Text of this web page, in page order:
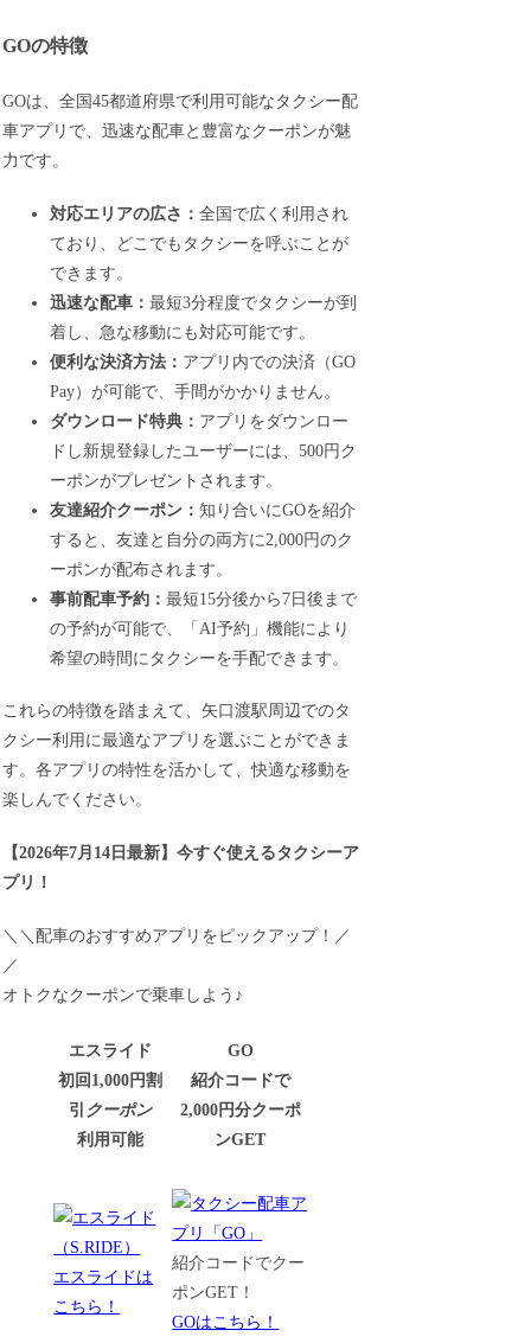
GOの特徴
GOは、全国45都道府県で利用可能なタクシー配
車アプリで、迅速な配車と豊富なクーポンが魅
力です。
対応エリアの広さ：全国で広く利用され
ており、どこでもタクシーを呼ぶことが
できます。
迅速な配車：最短3分程度でタクシーが到
着し、急な移動にも対応可能です。
便利な決済方法： アプリ内での決済（GO
Pay）が可能で、手間がかかりません。
ダウンロード特典： アプリをダウンロー
ドし新規登録したユーザーには、500円ク
ーポンがプレゼントされます。
友達紹介クーポン：知り合いにGOを紹介
すると、友達と自分の両方に2,000円のク
ーポンが配布されます。
事前配車予約：最短15分後から7日後まで
の予約が可能で、「AI予約」機能により
希望の時間にタクシーを手配できます。
これらの特徴を踏まえて、矢口渡駅周辺でのタ
クシー利用に最適なアプリを選ぶことができま
す。各アプリの特性を活かして、快適な移動を
楽しんでください。
【2026年7月14日最新】今すぐ使えるタクシーア
プリ！
＼＼配車のおすすめアプリをピックアップ！／
／
オトクなクーポンで乗車しよう♪
エスライド
初回1,000円割
引 クーポン
利用可能
GO
紹介コードで
2,000円分クーポ
ンGET
エスライドは
こちら！
紹介コードでクー
ポンGET！
GOはこちら！